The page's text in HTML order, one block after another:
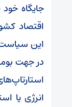
جایگاه
اقتصاد
این
در جهت
انرژی یا